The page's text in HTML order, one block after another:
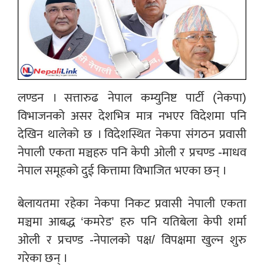
लण्डन । सत्तारुढ नेपाल कम्युनिष्ट पार्टी (नेकपा)
विभाजनको असर देशभित्र मात्र नभएर विदेशमा पनि
देखिन थालेको छ । विदेशस्थित नेकपा संगठन प्रवासी
नेपाली एकता मञ्चहरु पनि केपी ओली र प्रचण्ड -माधव
नेपाल समूहको दुई कित्तामा विभाजित भएका छन् ।
बेलायतमा रहेका नेकपा निकट प्रवासी नेपाली एकता
मञ्चमा आबद्ध ‘कमरेड’ हरु पनि यतिबेला केपी शर्मा
ओली र प्रचण्ड -नेपालको पक्ष/ विपक्षमा खुल्न शुरु
गरेका छन् ।